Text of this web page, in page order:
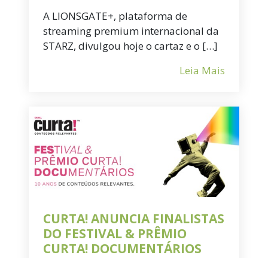
A LIONSGATE+, plataforma de
streaming premium internacional da
STARZ, divulgou hoje o cartaz e o […]
Leia Mais
CURTA! ANUNCIA FINALISTAS
DO FESTIVAL & PRÊMIO
CURTA! DOCUMENTÁRIOS